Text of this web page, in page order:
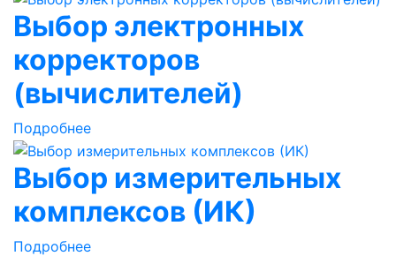
Выбор электронных
корректоров
(вычислителей)
Подробнее
Выбор измерительных
комплексов (ИК)
Подробнее